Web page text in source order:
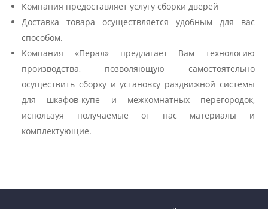
Компания предоставляет услугу сборки дверей
Доставка товара осуществляется удобным для вас
способом.
Компания «Перал» предлагает Вам технологию
производства, позволяющую самостоятельно
осуществить сборку и установку раздвижной системы
для шкафов-купе и межкомнатных перегородок,
используя получаемые от нас материалы и
комплектующие.